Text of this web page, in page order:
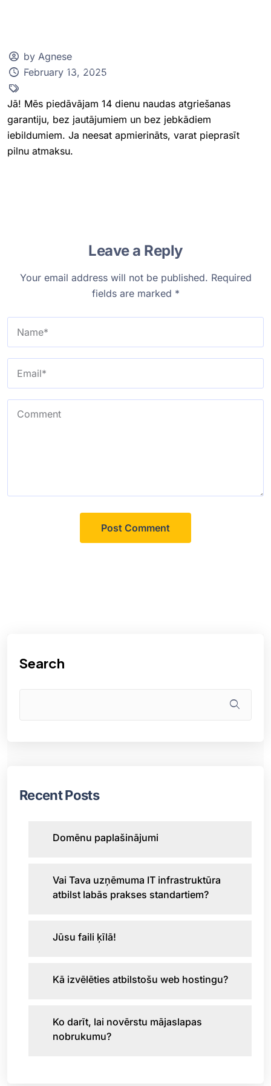
by Agnese
February 13, 2025
Jā! Mēs piedāvājam 14 dienu naudas atgriešanas
garantiju, bez jautājumiem un bez jebkādiem
iebildumiem. Ja neesat apmierināts, varat pieprasīt
pilnu atmaksu.
Leave a Reply
Your email address will not be published. Required
fields are marked *
Search
Recent Posts
Domēnu paplašinājumi
Vai Tava uzņēmuma IT infrastruktūra
atbilst labās prakses standartiem?
Jūsu faili ķīlā!
Kā izvēlēties atbilstošu web hostingu?
Ko darīt, lai novērstu mājaslapas
nobrukumu?